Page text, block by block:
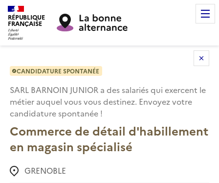
RÉPUBLIQUE
FRANÇAISE
CANDIDATURE SPONTANÉE
SARL BARNOIN JUNIOR a des salariés qui exercent le
métier auquel vous vous destinez. Envoyez votre
candidature spontanée !
Commerce de détail d'habillement
en magasin spécialisé
GRENOBLE